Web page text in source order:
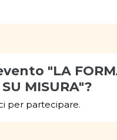
"LA
MISURA"?
per partecipare.